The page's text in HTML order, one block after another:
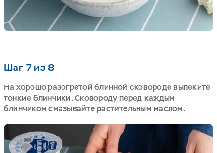
Шаг 7 из 8
На хорошо разогретой блинной сковороде выпеките
тонкие блинчики. Сковороду перед каждым
блинчиком смазывайте растительным маслом.